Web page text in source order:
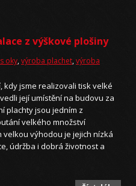
z výškové plošiny
oky,výroba plachet,výroba
kdy jsme realizovali tisk velké
její umístění na budovu za
plachty jsou jedním z
velkého množství
velkou výhodou je jejich nízká
údržba i dobrá životnost a